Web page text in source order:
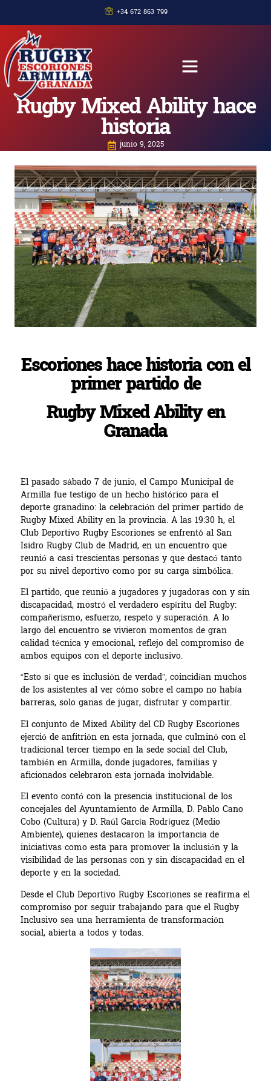
+34 672 863 799
Rugby Mixed Ability hace
historia
junio 9, 2025
Escoriones hace historia con el
primer partido de
Rugby Mixed Ability en
Granada
El pasado sábado 7 de junio, el Campo Municipal de
Armilla fue testigo de un hecho histórico para el
deporte granadino: la celebración del primer partido de
Rugby Mixed Ability en la provincia. A las 19:30 h, el
Club Deportivo Rugby Escoriones se enfrentó al San
Isidro Rugby Club de Madrid, en un encuentro que
reunió a casi trescientas personas y que destacó tanto
por su nivel deportivo como por su carga simbólica.
El partido, que reunió a jugadores y jugadoras con y sin
discapacidad, mostró el verdadero espíritu del Rugby:
compañerismo, esfuerzo, respeto y superación. A lo
largo del encuentro se vivieron momentos de gran
calidad técnica y emocional, reflejo del compromiso de
ambos equipos con el deporte inclusivo.
“Esto sí que es inclusión de verdad”, coincidían muchos
de los asistentes al ver cómo sobre el campo no había
barreras, solo ganas de jugar, disfrutar y compartir.
El conjunto de Mixed Ability del CD Rugby Escoriones
ejerció de anfitrión en esta jornada, que culminó con el
tradicional tercer tiempo en la sede social del Club,
también en Armilla, donde jugadores, familias y
aficionados celebraron esta jornada inolvidable.
El evento contó con la presencia institucional de los
concejales del Ayuntamiento de Armilla, D. Pablo Cano
Cobo (Cultura) y D. Raúl García Rodríguez (Medio
Ambiente), quienes destacaron la importancia de
iniciativas como esta para promover la inclusión y la
visibilidad de las personas con y sin discapacidad en el
deporte y en la sociedad.
Desde el Club Deportivo Rugby Escoriones se reafirma el
compromiso por seguir trabajando para que el Rugby
Inclusivo sea una herramienta de transformación
social, abierta a todos y todas.